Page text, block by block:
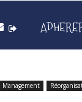
Management